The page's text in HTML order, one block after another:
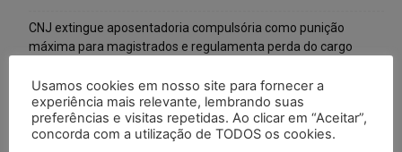
CNJ extingue aposentadoria compulsória como punição
máxima para magistrados e regulamenta perda do cargo
Justiça de SP rejeita ação da família de Alexandre de Moraes
contra senador Alessandro Vieira
Conselho Nacional de Justiça determina afastamento da juíza
Usamos cookies em nosso site para fornecer a
experiência mais relevante, lembrando suas
preferências e visitas repetidas. Ao clicar em “Aceitar”,
concorda com a utilização de TODOS os cookies.